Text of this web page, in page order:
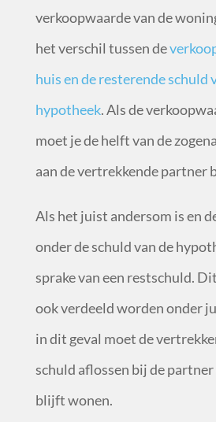
verkoopwaarde van de
het verschil tussen de
huis en de resterende schuld
hypotheek. Als de
moet je de helft van de
aan de vertrekkende partner
Als het juist andersom is en
onder de schuld van de
sprake van een restschuld.
ook verdeeld worden onder
in dit geval moet de
schuld aflossen bij de
blijft wonen.